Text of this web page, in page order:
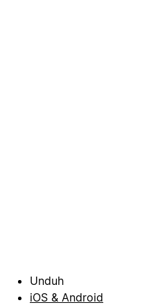
Unduh
iOS & Android